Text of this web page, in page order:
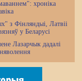
хроніка
з Фінляндыі, Латвіі
у Беларусі
Лазарчык дадалі